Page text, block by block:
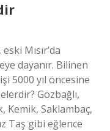
Mısır’da
dayanır. Bilinen
5000 yıl öncesine
Gözbağlı,
Kemik, Saklambaç,
Taş gibi eğlence